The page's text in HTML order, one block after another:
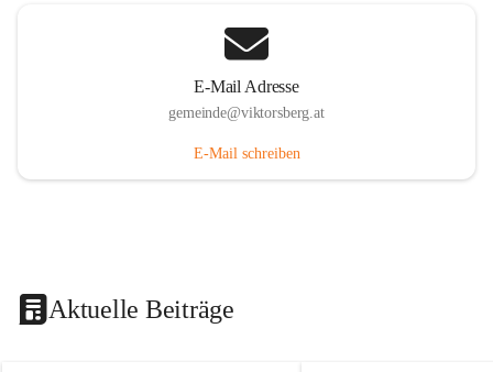
E-Mail Adresse
gemeinde@viktorsberg.at
E-Mail schreiben
Aktuelle Beiträge